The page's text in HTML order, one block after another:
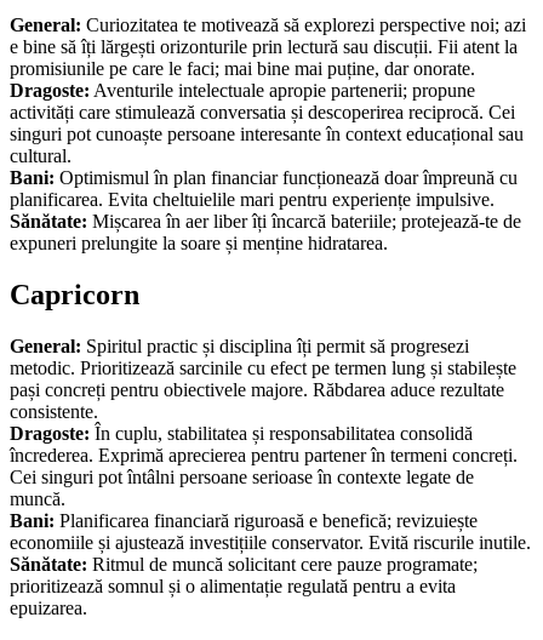
General: Curiozitatea te motivează să explorezi perspective noi; azi
e bine să îți lărgești orizonturile prin lectură sau discuții. Fii atent la
promisiunile pe care le faci; mai bine mai puține, dar onorate.
Dragoste: Aventurile intelectuale apropie partenerii; propune
activități care stimulează conversatia și descoperirea reciprocă. Cei
singuri pot cunoaște persoane interesante în context educațional sau
cultural.
Bani: Optimismul în plan financiar funcționează doar împreună cu
planificarea. Evita cheltuielile mari pentru experiențe impulsive.
Sănătate: Mișcarea în aer liber îți încarcă bateriile; protejează-te de
expuneri prelungite la soare și menține hidratarea.
Capricorn
General: Spiritul practic și disciplina îți permit să progresezi
metodic. Prioritizează sarcinile cu efect pe termen lung și stabilește
pași concreți pentru obiectivele majore. Răbdarea aduce rezultate
consistente.
Dragoste: În cuplu, stabilitatea și responsabilitatea consolidă
încrederea. Exprimă aprecierea pentru partener în termeni concreți.
Cei singuri pot întâlni persoane serioase în contexte legate de
muncă.
Bani: Planificarea financiară riguroasă e benefică; revizuiește
economiile și ajustează investițiile conservator. Evită riscurile inutile.
Sănătate: Ritmul de muncă solicitant cere pauze programate;
prioritizează somnul și o alimentație regulată pentru a evita
epuizarea.